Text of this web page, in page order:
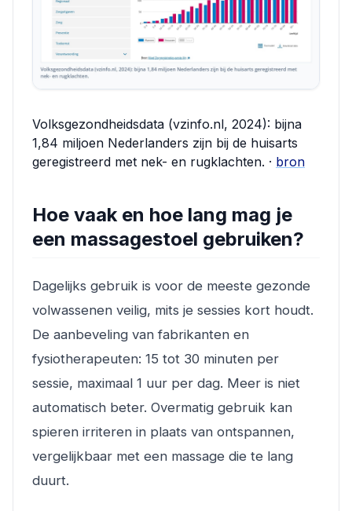
Volksgezondheidsdata (vzinfo.nl, 2024): bijna
1,84 miljoen Nederlanders zijn bij de huisarts
geregistreerd met nek- en rugklachten. · bron
Hoe vaak en hoe lang mag je
een massagestoel gebruiken?
Dagelijks gebruik is voor de meeste gezonde
volwassenen veilig, mits je sessies kort houdt.
De aanbeveling van fabrikanten en
fysiotherapeuten: 15 tot 30 minuten per
sessie, maximaal 1 uur per dag. Meer is niet
automatisch beter. Overmatig gebruik kan
spieren irriteren in plaats van ontspannen,
vergelijkbaar met een massage die te lang
duurt.